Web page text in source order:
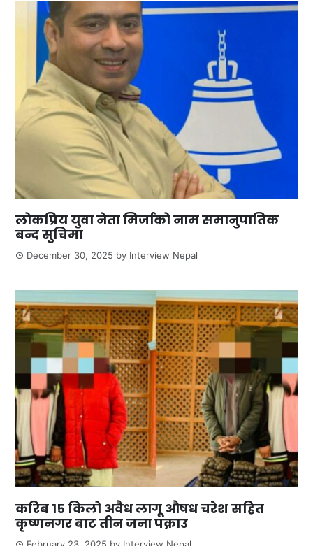
लोकप्रिय युवा नेता मिर्जाको नाम समानुपातिक
बन्द सुचिमा
December 30, 2025 by Interview Nepal
करिब १५ किलो अवैध लागू औषध चरेश सहित
कृष्णनगर बाट तीन जना पक्राउ